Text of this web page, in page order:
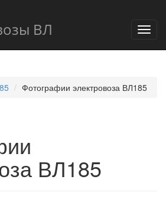
ВЛ
Фотографии электровоза ВЛ185
ВЛ185